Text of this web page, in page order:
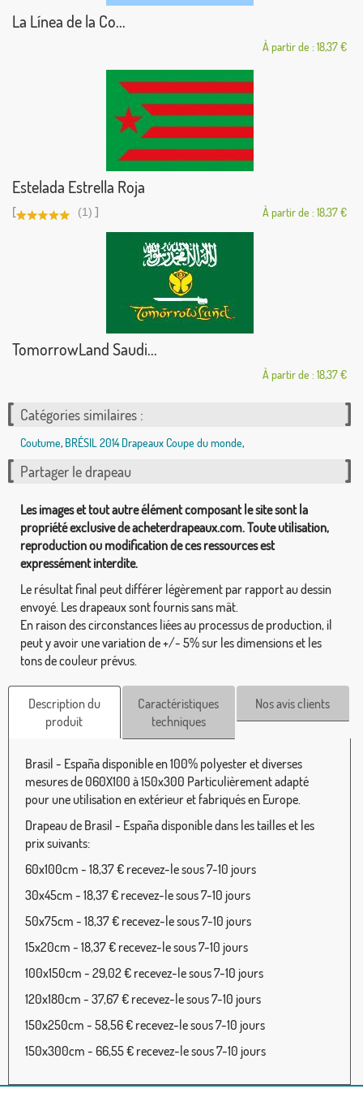
La Línea de la Co...
À partir de : 18,37 €
Estelada Estrella Roja
[ (1) ] À partir de : 18,37 €
TomorrowLand Saudi...
À partir de : 18,37 €
Catégories similaires :
Coutume, BRÉSIL 2014 Drapeaux Coupe du monde,
Partager le drapeau
Les images et tout autre élément composant le site sont la
propriété exclusive de acheterdrapeaux.com. Toute utilisation,
reproduction ou modification de ces ressources est
expressément interdite.
Le résultat final peut différer légèrement par rapport au dessin
envoyé. Les drapeaux sont fournis sans mât.
En raison des circonstances liées au processus de production, il
peut y avoir une variation de +/- 5% sur les dimensions et les
tons de couleur prévus.
Description du
produit
Caractéristiques
techniques
Nos avis clients
Brasil - España disponible en 100% polyester et diverses
mesures de 060X100 à 150x300 Particulièrement adapté
pour une utilisation en extérieur et fabriqués en Europe.
Drapeau de Brasil - España disponible dans les tailles et les
prix suivants:
60x100cm - 18,37 € recevez-le sous 7-10 jours
30x45cm - 18,37 € recevez-le sous 7-10 jours
50x75cm - 18,37 € recevez-le sous 7-10 jours
15x20cm - 18,37 € recevez-le sous 7-10 jours
100x150cm - 29,02 € recevez-le sous 7-10 jours
120x180cm - 37,67 € recevez-le sous 7-10 jours
150x250cm - 58,56 € recevez-le sous 7-10 jours
150x300cm - 66,55 € recevez-le sous 7-10 jours